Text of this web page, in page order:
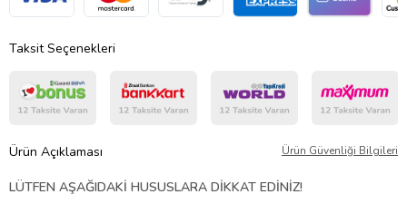
Taksit Seçenekleri
Ürün Açıklaması Ürün Güvenliği Bilgileri
LÜTFEN AŞAĞIDAKİ HUSUSLARA DİKKAT EDİNİZ!